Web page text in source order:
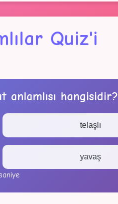
Quiz'i
anlamlısı hangisidir?
telaşlı
yavaş